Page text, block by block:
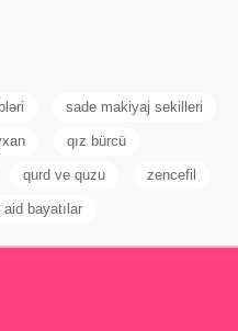
sade makiyaj sekilleri
qız bürcü
qurd ve quzu zencefil
bayatılar